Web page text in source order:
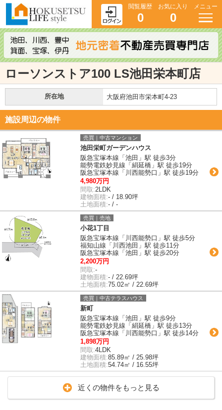
閲覧履歴
0
お気に入り
0
メニュー
ローソンストア100 LS池田栄本町店
所在地 大阪府池田市栄本町4-23
施設周辺の物件
売買｜中古マンション
池田栄町ガーデンハウス
阪急宝塚本線「池田」駅 徒歩3分
能勢電鉄妙見線「絹延橋」駅 徒歩19分
阪急宝塚本線「川西能勢口」駅 徒歩19分
4,980万円
間取:2LDK
建物面積:- / 18.90坪
土地面積:- / -
売買｜売地
小花1丁目
阪急宝塚本線「川西能勢口」駅 徒歩5分
福知山線「川西池田」駅 徒歩11分
阪急宝塚本線「池田」駅 徒歩20分
2,200万円
間取:-
建物面積:- / 22.69坪
土地面積:75.02㎡ / 22.69坪
売買｜中古テラスハウス
新町
阪急宝塚本線「池田」駅 徒歩9分
能勢電鉄妙見線「絹延橋」駅 徒歩13分
阪急宝塚本線「川西能勢口」駅 徒歩14分
1,898万円
間取:4LDK
建物面積:85.89㎡ / 25.98坪
土地面積:54.74㎡ / 16.55坪
近くの物件をもっと見る